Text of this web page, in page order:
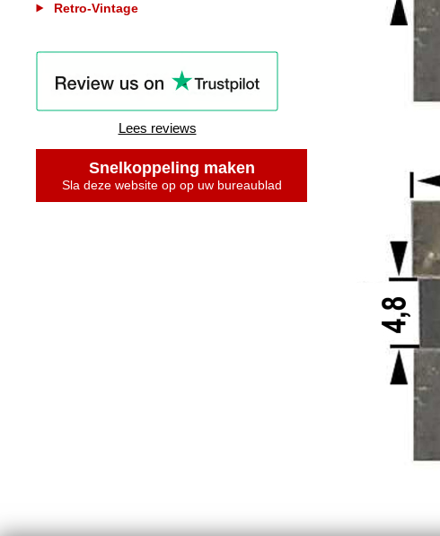
Retro-Vintage
Lees reviews
Snelkoppeling maken
Sla deze website op op uw bureaublad